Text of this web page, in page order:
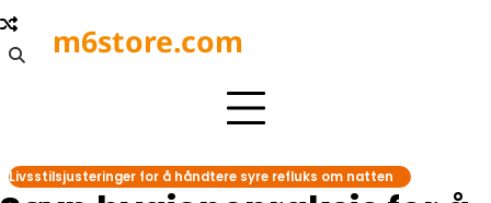
Skip
to
content
m6store.com
Livsstilsjusteringer for å håndtere syre refluks om natten